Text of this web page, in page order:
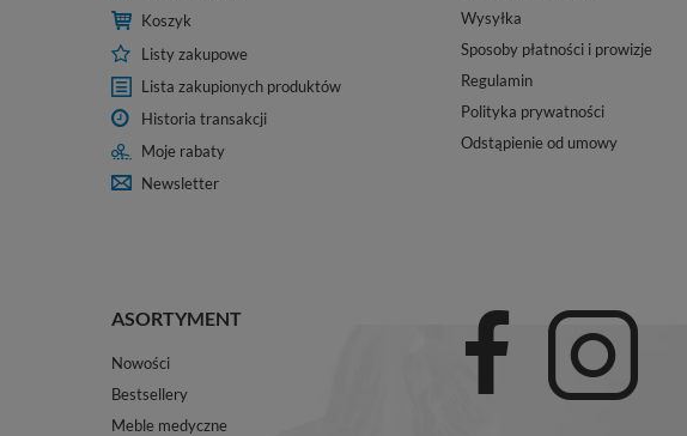
Koszyk
Listy zakupowe
Lista zakupionych produktów
Historia transakcji
Moje rabaty
Newsletter
Wysyłka
Sposoby płatności i prowizje
Regulamin
Polityka prywatności
Odstąpienie od umowy
ASORTYMENT
Nowości
Bestsellery
Meble medyczne